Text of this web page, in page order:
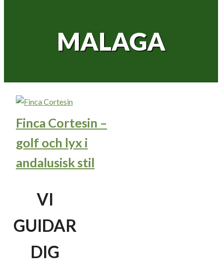
MALAGA
Finca Cortesin –
golf och lyx i
andalusisk stil
VI
GUIDAR
DIG